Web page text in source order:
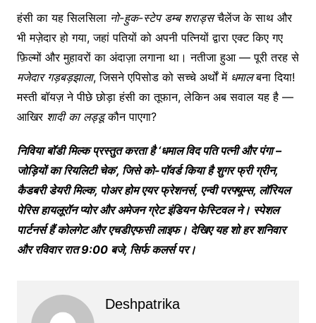
हंसी का यह सिलसिला नो-हुक-स्टेप डम्ब शराड्सचैलेंज के साथ और
भी मज़ेदार हो गया, जहां पतियों को अपनी पत्नियों द्वारा एक्ट किए गए
फ़िल्मों और मुहावरों का अंदाज़ा लगाना था। नतीजा हुआ — पूरी तरह से
मजेदार गड़बड़झाला, जिसने एपिसोड को सच्चे अर्थों में धमालबना दिया!
मस्ती बॉयज़ ने पीछे छोड़ा हंसी का तूफान, लेकिन अब सवाल यह है —
आखिर शादी का लड्डूकौन पाएगा?
निविया बॉडी मिल्क प्रस्तुत करता है ‘धमाल विद पति पत्नी और पंगा –
जोड़ियों का रियलिटी चेक’, जिसे को-पॉवर्ड किया है शुगर फ्री ग्रीन,
कैडबरी डेयरी मिल्क, पोअर होम एयर फ्रेशनर्स, एन्वी परफ्यूम्स, लॉरियल
पेरिस हायलूरॉन प्योर और अमेजन ग्रेट इंडियन फेस्टिवल ने। स्पेशल
पार्टनर्स हैं कोलगेट और एचडीएफसी लाइफ। देखिए यह शो हर शनिवार
और रविवार रात 9:00 बजे, सिर्फ कलर्स पर।
Deshpatrika